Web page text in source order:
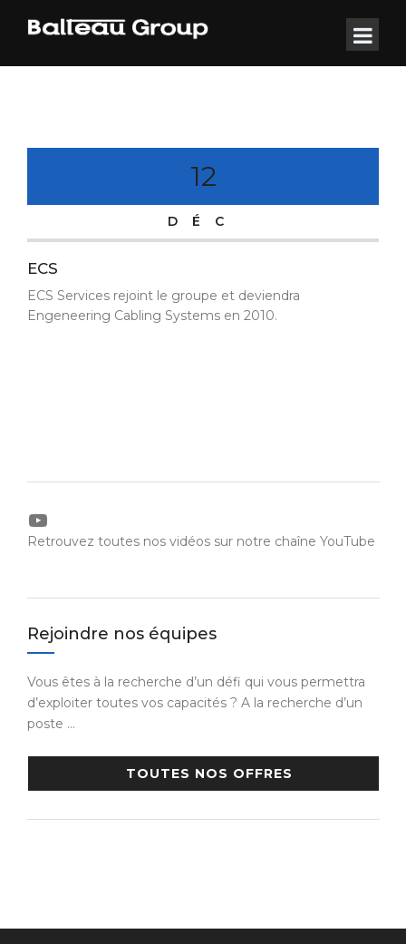
12
DÉC
ECS
ECS Services rejoint le groupe et deviendra
Engeneering Cabling Systems en 2010.
YouTube
Retrouvez toutes nos vidéos sur notre chaîne YouTube
Rejoindre nos équipes
Vous êtes à la recherche d’un défi qui vous permettra
d’exploiter toutes vos capacités ? A la recherche d’un
poste …
TOUTES NOS OFFRES